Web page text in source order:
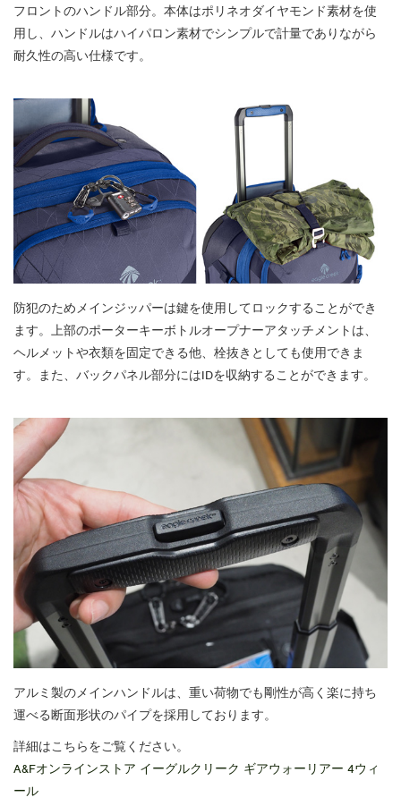
フロントのハンドル部分。本体はポリネオダイヤモンド素材を使
用し、ハンドルはハイパロン素材でシンプルで計量でありながら
耐久性の高い仕様です。
防犯のためメインジッパーは鍵を使用してロックすることができ
ます。上部のポーターキーボトルオープナーアタッチメントは、
ヘルメットや衣類を固定できる他、栓抜きとしても使用できま
す。また、バックパネル部分にはIDを収納することができます。
アルミ製のメインハンドルは、重い荷物でも剛性が高く楽に持ち
運べる断面形状のパイプを採用しております。
詳細はこちらをご覧ください。
A&Fオンラインストア イーグルクリーク ギアウォーリアー 4ウィ
ール